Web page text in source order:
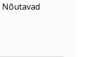
Nõutavad